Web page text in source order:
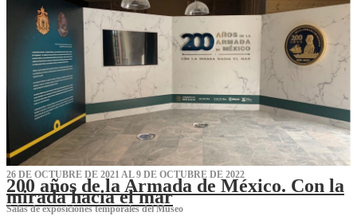
26 DE OCTUBRE DE 2021 AL 9 DE OCTUBRE DE 2022
200 años de la Armada de México. Con la
mirada hacia el mar
Salas de exposiciones temporales del Museo‌